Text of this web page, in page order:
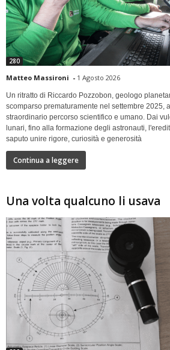
280
Matteo Massironi - 1 Agosto 2026
Un ritratto di Riccardo Pozzobon, geologo
scomparso prematuramente nel settembre 2025,
straordinario percorso scientifico e umano. Dai
lunari, fino alla formazione degli astronauti,
saputo unire rigore, curiosità e generosità
Continua a leggere
Una volta qualcuno li usava